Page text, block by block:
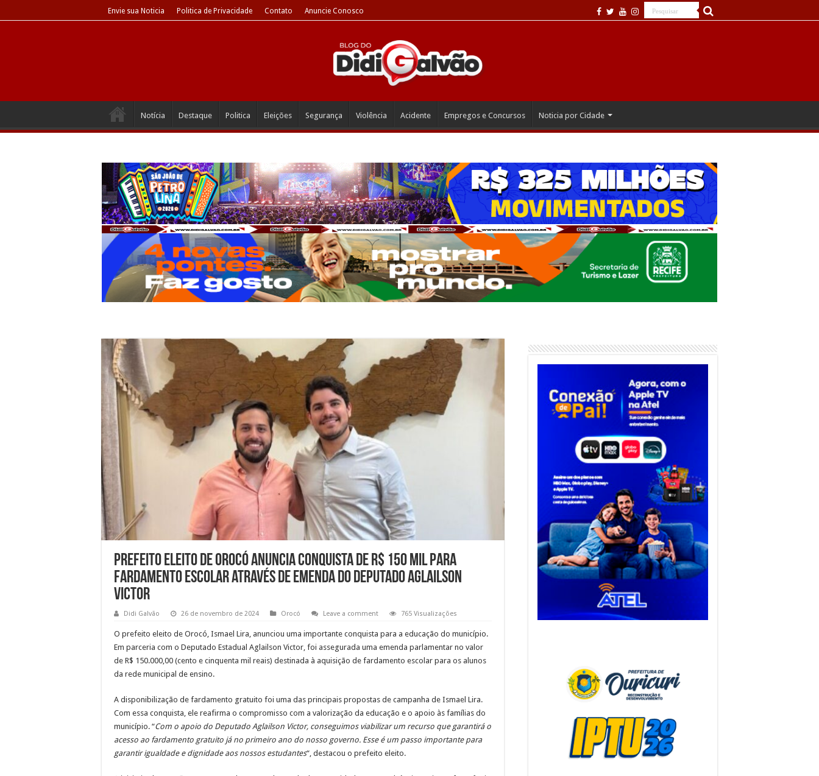
Envie sua Noticia Politica de Privacidade Contato Anuncie Conosco
Notícia Destaque Politica Eleições Segurança Violência Acidente Empregos e Concursos Noticia por Cidade
Prefeito eleito de Orocó anuncia conquista de R$ 150 mil para
fardamento escolar através de emenda do Deputado Aglailson
Victor
Didi Galvão 26 de novembro de 2024 Orocó Leave a comment 765 Visualizações
O prefeito eleito de Orocó, Ismael Lira, anunciou uma importante conquista para a educação do município.
Em parceria com o Deputado Estadual Aglailson Victor, foi assegurada uma emenda parlamentar no valor
de R$ 150.000,00 (cento e cinquenta mil reais) destinada à aquisição de fardamento escolar para os alunos
da rede municipal de ensino.
A disponibilização de fardamento gratuito foi uma das principais propostas de campanha de Ismael Lira.
Com essa conquista, ele reafirma o compromisso com a valorização da educação e o apoio às famílias do
município. “Com o apoio do Deputado Aglailson Victor, conseguimos viabilizar um recurso que garantirá o
acesso ao fardamento gratuito já no primeiro ano do nosso governo. Esse é um passo importante para
garantir igualdade e dignidade aos nossos estudantes“, destacou o prefeito eleito.